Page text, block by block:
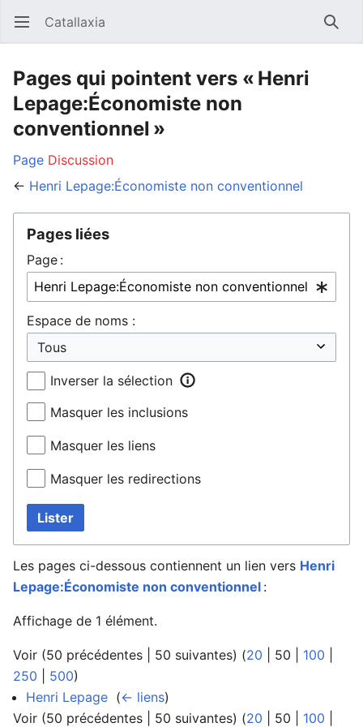
Ouvrir le menu principal Catallaxia
Pages qui pointent vers « Henri
Lepage:Économiste non
conventionnel »
Page Discussion
← Henri Lepage:Économiste non conventionnel
Pages liées
Page :
Espace de noms :
Inverser la sélection
Masquer les inclusions
Masquer les liens
Masquer les redirections
Lister
Les pages ci-dessous contiennent un lien vers Henri
Lepage:Économiste non conventionnel :
Affichage de 1 élément.
Voir (50 précédentes 50 suivantes) (20 50 100
250
500)
Henri Lepage (← liens)
Voir (50 précédentes 50 suivantes) (20 50 100